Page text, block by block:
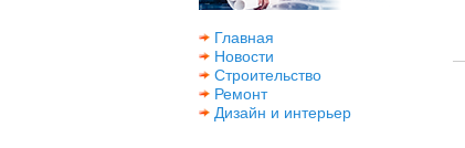
Главная
Новости
Строительство
Ремонт
Дизайн и интерьер